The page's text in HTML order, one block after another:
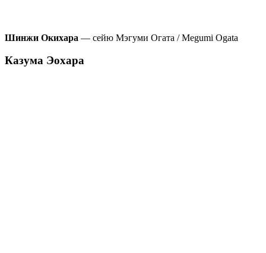
Шинжи Окихара — сейю Мэгуми Огата / Megumi Ogata
Казума Эохара